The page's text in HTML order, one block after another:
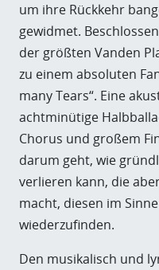
um ihre Rückkehr
gewidmet.
der größten Vanden
zu einem absoluten
many Tears“. Eine
achtminütige
Chorus und großem
darum geht, wie
verlieren kann, die
macht, diesen im
wiederzufinden.
Den musikalisch und